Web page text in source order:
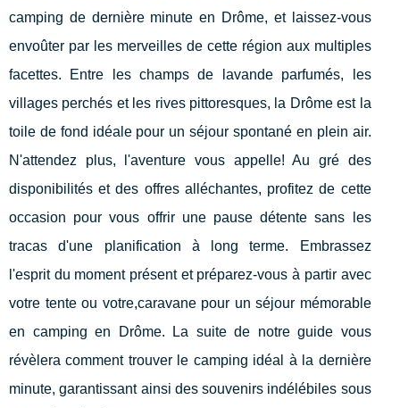
camping de dernière minute en Drôme, et laissez-vous
envoûter par les merveilles de cette région aux multiples
facettes. Entre les champs de lavande parfumés, les
villages perchés et les rives pittoresques, la Drôme est la
toile de fond idéale pour un séjour spontané en plein air.
N'attendez plus, l'aventure vous appelle! Au gré des
disponibilités et des offres alléchantes, profitez de cette
occasion pour vous offrir une pause détente sans les
tracas d'une planification à long terme. Embrassez
l'esprit du moment présent et préparez-vous à partir avec
votre tente ou votre,caravane pour un séjour mémorable
en camping en Drôme. La suite de notre guide vous
révèlera comment trouver le camping idéal à la dernière
minute, garantissant ainsi des souvenirs indélébiles sous